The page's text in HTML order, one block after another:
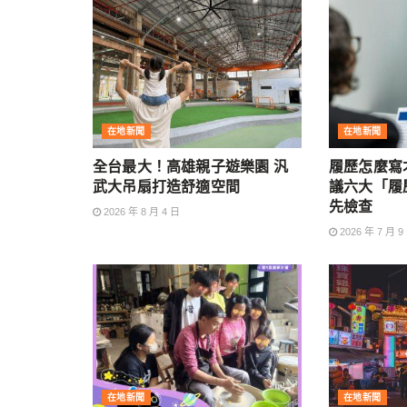
在地新聞
全台最大！高雄親子遊樂園 汎
武大吊扇打造舒適空間
2026 年 8 月 4 日
在地新聞
履歷怎麼寫
議六大「履
先檢查
2026 年 7 月 9
在地新聞 在地新聞